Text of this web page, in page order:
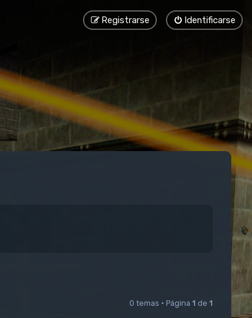
Identificarse
Registrarse
0 temas • Página1 de1